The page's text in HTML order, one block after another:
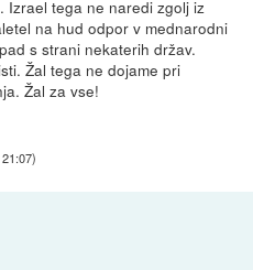
Izrael tega ne naredi zgolj iz
na hud odpor v mednarodni
s strani nekaterih držav.
Žal tega ne dojame pri
Žal za vse!
)